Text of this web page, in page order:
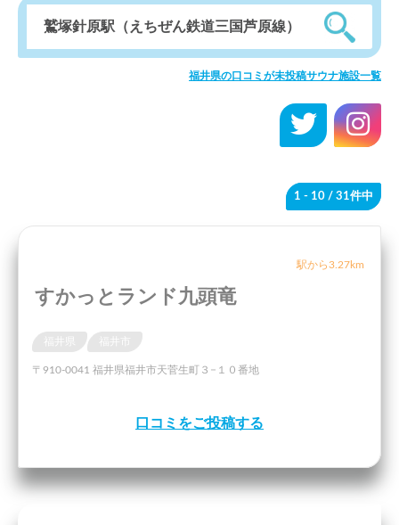
福井県の口コミが未投稿サウナ施設一覧
1 - 10 / 31件中
駅から3.27km
すかっとランド九頭竜
〒910-0041 福井県福井市天菅生町３−１０番地
口コミをご投稿する